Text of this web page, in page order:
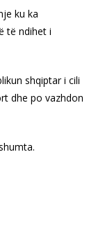
ku ka
të ndihet i
shqiptar i cili
dhe po vazhdon